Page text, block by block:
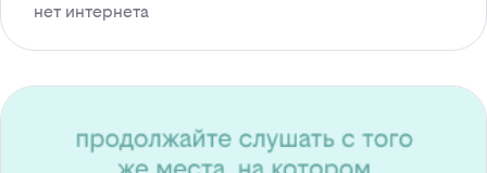
нет интернета